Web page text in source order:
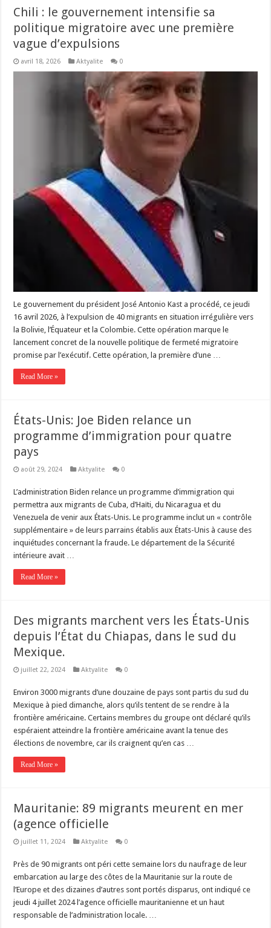
Chili : le gouvernement intensifie sa
politique migratoire avec une première
vague d’expulsions
avril 18, 2026 Aktyalite 0
Le gouvernement du président José Antonio Kast a procédé, ce jeudi
16 avril 2026, à l’expulsion de 40 migrants en situation irrégulière vers
la Bolivie, l’Équateur et la Colombie. Cette opération marque le
lancement concret de la nouvelle politique de fermeté migratoire
promise par l’exécutif. Cette opération, la première d’une …
Read More »
États-Unis: Joe Biden relance un
programme d’immigration pour quatre
pays
août 29, 2024 Aktyalite 0
L’administration Biden relance un programme d’immigration qui
permettra aux migrants de Cuba, d’Haïti, du Nicaragua et du
Venezuela de venir aux États-Unis. Le programme inclut un « contrôle
supplémentaire » de leurs parrains établis aux États-Unis à cause des
inquiétudes concernant la fraude. Le département de la Sécurité
intérieure avait …
Read More »
Des migrants marchent vers les États-Unis
depuis l’État du Chiapas, dans le sud du
Mexique.
juillet 22, 2024 Aktyalite 0
Environ 3000 migrants d’une douzaine de pays sont partis du sud du
Mexique à pied dimanche, alors qu’ils tentent de se rendre à la
frontière américaine. Certains membres du groupe ont déclaré qu’ils
espéraient atteindre la frontière américaine avant la tenue des
élections de novembre, car ils craignent qu’en cas …
Read More »
Mauritanie: 89 migrants meurent en mer
(agence officielle
juillet 11, 2024 Aktyalite 0
Près de 90 migrants ont péri cette semaine lors du naufrage de leur
embarcation au large des côtes de la Mauritanie sur la route de
l’Europe et des dizaines d’autres sont portés disparus, ont indiqué ce
jeudi 4 juillet 2024 l’agence officielle mauritanienne et un haut
responsable de l’administration locale. …